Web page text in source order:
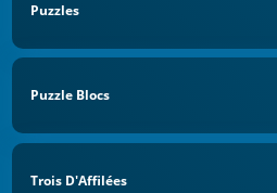
Puzzles
Puzzle Blocs
Trois D'Affilées